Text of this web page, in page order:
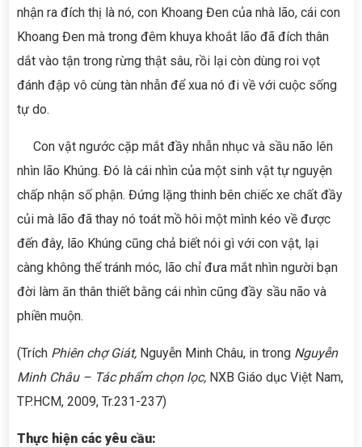
nhận ra đích thị là nó, con Khoang Đen của nhà lão, cái con
Khoang Đen mà trong đêm khuya khoắt lão đã đích thân
dắt vào tận trong rừng thật sâu, rồi lại còn dùng roi vọt
đánh đập vô cùng tàn nhẫn để xua nó đi về với cuộc sống
tự do.
Con vật ngước cặp mắt đầy nhẫn nhục và sầu não lên
nhìn lão Khúng. Đó là cái nhìn của một sinh vật tự nguyện
chấp nhận số phận. Đứng lặng thinh bên chiếc xe chất đầy
củi mà lão đã thay nó toát mồ hôi một mình kéo về được
đến đây, lão Khúng cũng chả biết nói gì với con vật, lại
càng không thể tránh móc, lão chỉ đưa mắt nhìn người bạn
đời làm ăn thân thiết bằng cái nhìn cũng đầy sầu não và
phiền muộn.
(Trích Phiên chợ Giát, Nguyễn Minh Châu, in trong Nguyễn
Minh Châu – Tác phẩm chọn lọc, NXB Giáo dục Việt Nam,
TP.HCM, 2009, Tr.231-237)
Thực hiện các yêu cầu: